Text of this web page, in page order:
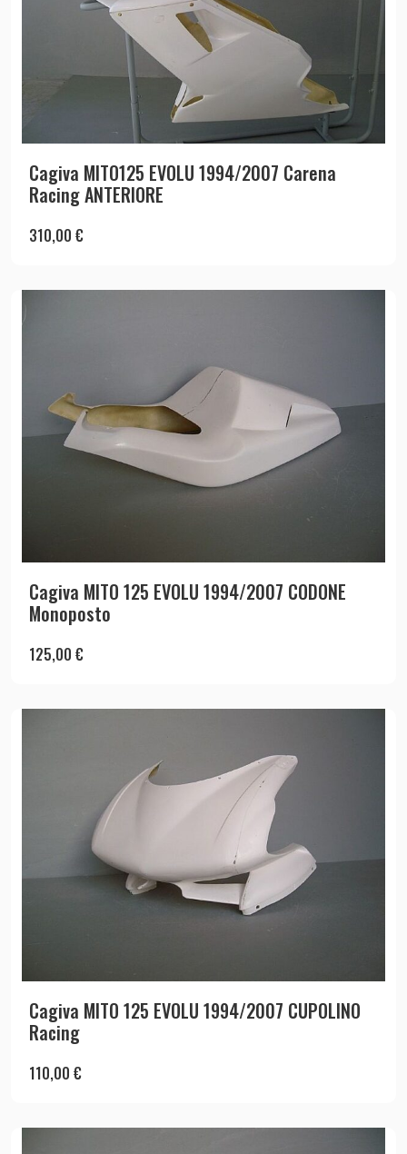
Cagiva MITO125 EVOLU 1994/2007 Carena
Racing ANTERIORE
310,00 €
Cagiva MITO 125 EVOLU 1994/2007 CODONE
Monoposto
125,00 €
Cagiva MITO 125 EVOLU 1994/2007 CUPOLINO
Racing
110,00 €